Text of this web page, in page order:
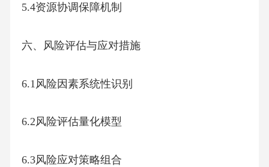
5.4资源协调保障机制
六、风险评估与应对措施
6.1风险因素系统性识别
6.2风险评估量化模型
6.3风险应对策略组合